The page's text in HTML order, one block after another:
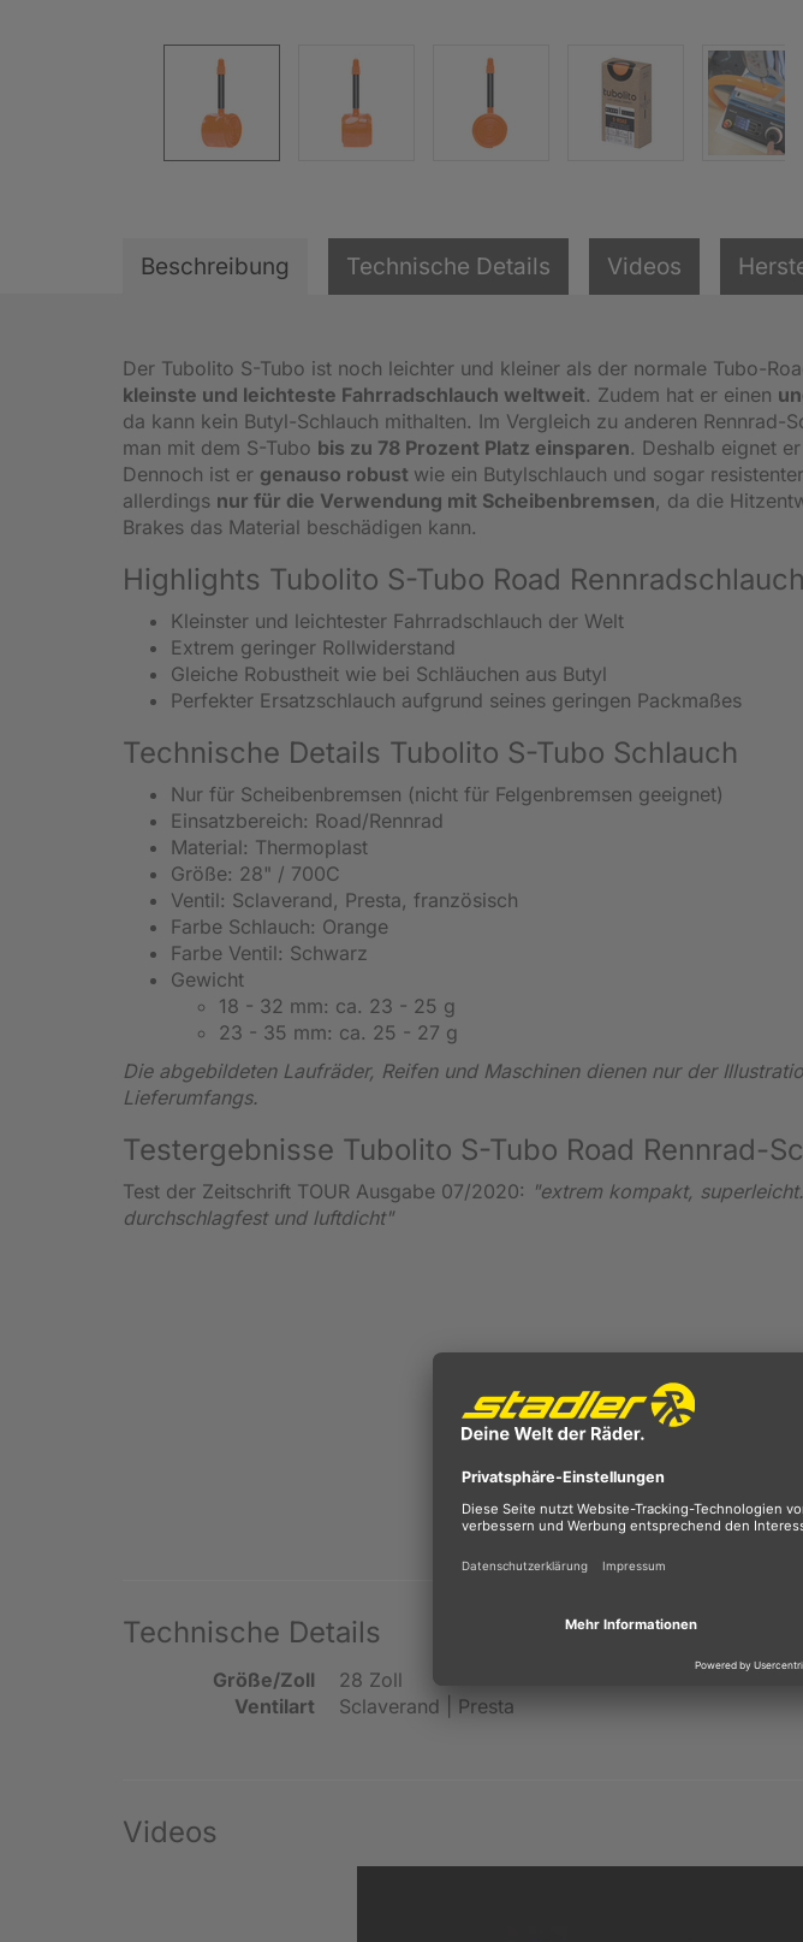
Beschreibung Technische Details Videos
Der Tubolito S-Tubo ist noch leichter und kleiner als der normale Tubo-
kleinste und leichteste Fahrradschlauch weltweit. Zudem hat er einen
da kann kein Butyl-Schlauch mithalten. Im Vergleich zu anderen Rennrad-
man mit dem S-Tubo bis zu 78 Prozent Platz einsparen. Deshalb eignet
Dennoch ist er genauso robust wie ein Butylschlauch und sogar
allerdings nur für die Verwendung mit Scheibenbremsen, da die
Brakes das Material beschädigen kann.
Highlights Tubolito S-Tubo Road Rennradschlauch
Kleinster und leichtester Fahrradschlauch der Welt
Extrem geringer Rollwiderstand
Gleiche Robustheit wie bei Schläuchen aus Butyl
Perfekter Ersatzschlauch aufgrund seines geringen Packmaßes
Technische Details Tubolito S-Tubo Schlauch
Nur für Scheibenbremsen (nicht für Felgenbremsen geeignet)
Einsatzbereich: Road/Rennrad
Material: Thermoplast
Größe: 28" / 700C
Ventil: Sclaverand, Presta, französisch
Farbe Schlauch: Orange
Farbe Ventil: Schwarz
Gewicht
18 - 32 mm: ca. 23 - 25 g
23 - 35 mm: ca. 25 - 27 g
Die abgebildeten Laufräder, Reifen und Maschinen dienen nur der
Lieferumfangs.
Testergebnisse Tubolito S-Tubo Road Rennrad-
Test der Zeitschrift TOUR Ausgabe 07/2020: "extrem kompakt,
durchschlagfest und luftdicht"
Technische Details
Größe/Zoll
28 Zoll
Ventilart
Sclaverand | Presta
Videos